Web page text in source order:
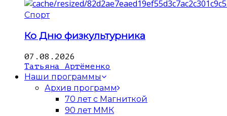
Спорт
Ко Дню физкультурника
07.08.2026
Татьяна Артёменко
Наши программы
Архив программ
70 лет с Магниткой
90 лет ММК